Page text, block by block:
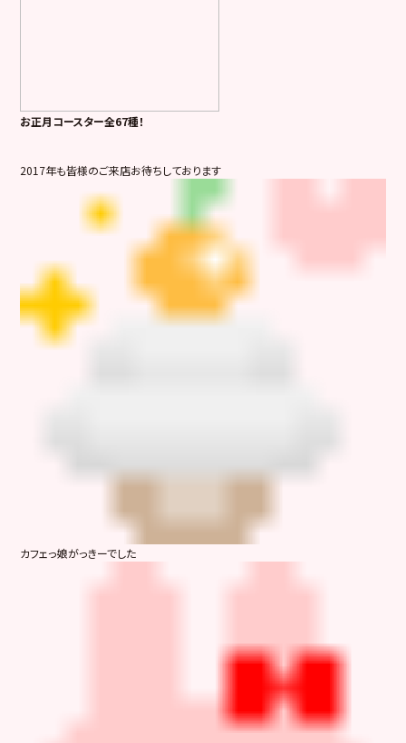
お正月コースター全67種！
2017年も皆様のご来店お待ちしております
カフェっ娘がっきーでした